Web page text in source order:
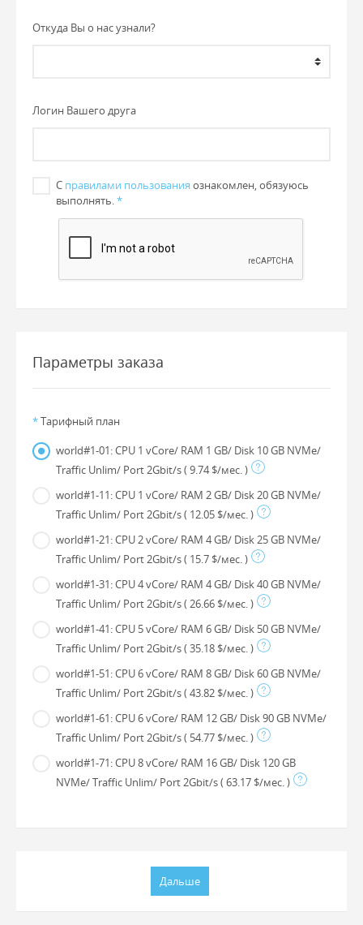
Откуда Вы о нас узнали?
Логин Вашего друга
С правилами пользования ознакомлен, обязуюсь
выполнять.*
Параметры заказа
*Тарифный план
world#1-01: CPU 1 vCore/ RAM 1 GB/ Disk 10 GB NVMe/
Traffic Unlim/ Port 2Gbit/s( 9.74 $/мес. )
world#1-11: CPU 1 vCore/ RAM 2 GB/ Disk 20 GB NVMe/
Traffic Unlim/ Port 2Gbit/s( 12.05 $/мес. )
world#1-21: CPU 2 vCore/ RAM 4 GB/ Disk 25 GB NVMe/
Traffic Unlim/ Port 2Gbit/s( 15.7 $/мес. )
world#1-31: CPU 4 vCore/ RAM 4 GB/ Disk 40 GB NVMe/
Traffic Unlim/ Port 2Gbit/s( 26.66 $/мес. )
world#1-41: CPU 5 vCore/ RAM 6 GB/ Disk 50 GB NVMe/
Traffic Unlim/ Port 2Gbit/s( 35.18 $/мес. )
world#1-51: CPU 6 vCore/ RAM 8 GB/ Disk 60 GB NVMe/
Traffic Unlim/ Port 2Gbit/s( 43.82 $/мес. )
world#1-61: CPU 6 vCore/ RAM 12 GB/ Disk 90 GB NVMe/
Traffic Unlim/ Port 2Gbit/s( 54.77 $/мес. )
world#1-71: CPU 8 vCore/ RAM 16 GB/ Disk 120 GB
NVMe/ Traffic Unlim/ Port 2Gbit/s( 63.17 $/мес. )